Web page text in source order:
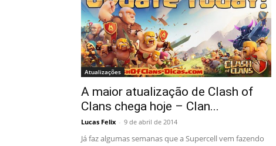
Atualizações
A maior atualização de Clash of
Clans chega hoje – Clan...
Lucas Felix - 9 de abril de 2014
Já faz algumas semanas que a Supercell vem fazendo